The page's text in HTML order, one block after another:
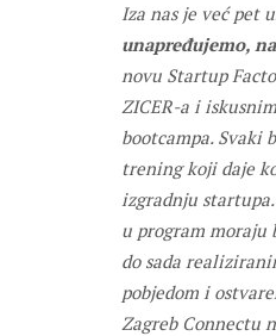
Iza nas je već pet
unapređujemo,
novu Startup
ZICER-a i
bootcampa. Svaki
trening koji daje
izgradnju
u program moraju
do sada
pobjedom i
Zagreb Connectu